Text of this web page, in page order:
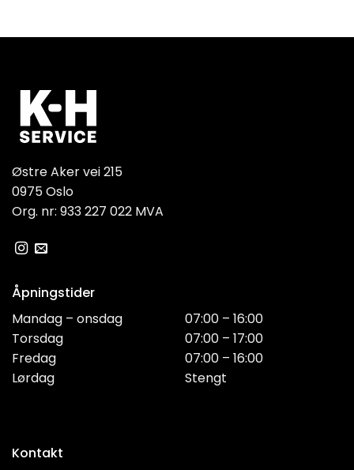
Østre Aker vei 215
0975 Oslo
Org. nr: 933 227 022 MVA
Åpningstider
Mandag – onsdag
Torsdag
Fredag
Lørdag
07:00 – 16:00
07:00 – 17:00
07:00 – 16:00
Stengt
Kontakt